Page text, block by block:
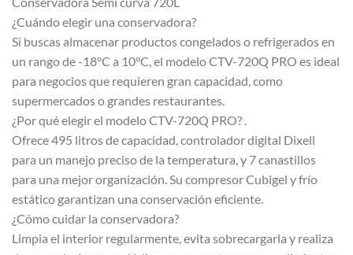
¿Cuándo elegir una conservadora?
Si buscas almacenar productos congelados o refrigerados en
un rango de -18°C a 10°C, el modelo CTV-720Q PRO es ideal
para negocios que requieren gran capacidad, como
supermercados o grandes restaurantes.
¿Por qué elegir el modelo CTV-720Q PRO? .
Ofrece 495 litros de capacidad, controlador digital Dixell
para un manejo preciso de la temperatura, y 7 canastillos
para una mejor organización. Su compresor Cubigel y frío
estático garantizan una conservación eficiente.
¿Cómo cuidar la conservadora?
Limpia el interior regularmente, evita sobrecargarla y realiza